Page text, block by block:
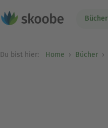
Bücher
Du bist hier: Home Bücher